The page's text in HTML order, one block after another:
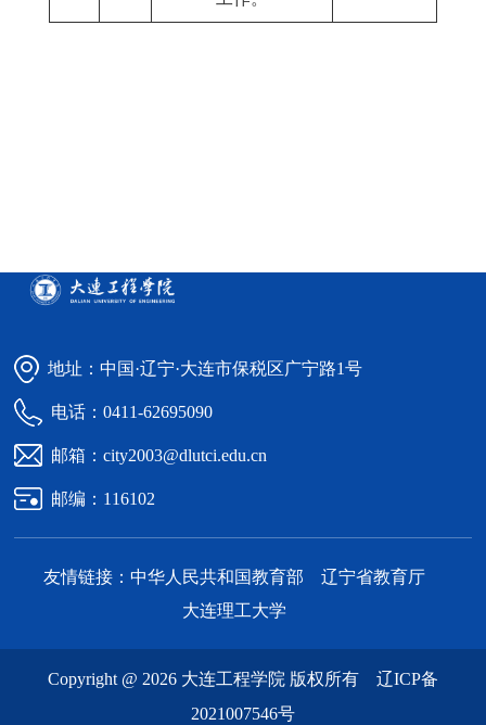
地址：中国·辽宁·大连市保税区广宁路1号
电话：0411-62695090
邮箱：city2003@dlutci.edu.cn
邮编：116102
友情链接： 中华人民共和国教育部
辽宁省教育厅
大连理工大学
Copyright @ 2026 大连工程学院 版权所有 辽ICP备
2021007546号